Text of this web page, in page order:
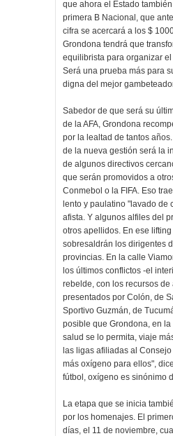
que ahora el Estado
primera B Nacional, que
cifra se acercará a los $
Grondona tendrá que
equilibrista para organizar
Será una prueba más para
digna del mejor
Sabedor de que será su
de la AFA, Grondona
por la lealtad de tantos
de la nueva gestión será la
de algunos directivos
que serán promovidos a
Conmebol o la FIFA. Eso
lento y paulatino "lavado de
afista. Y algunos alfiles del
otros apellidos. En ese
sobresaldrán los dirigentes
provincias. En la calle
los últimos conflictos -el
rebelde, con los recursos de
presentados por Colón, de
Sportivo Guzmán, de
posible que Grondona, en
salud se lo permita, viaje
las ligas afiliadas al
más oxígeno para ellos",
fútbol, oxígeno es sinónimo
La etapa que se inicia
por los homenajes. El
días, el 11 de noviembre,